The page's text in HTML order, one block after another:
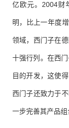
亿欧元。2004财
明，比上一年度
领域，西门子在
十强行列。在西
目的开发，这使
西门子还致力于
一步完善其产品组